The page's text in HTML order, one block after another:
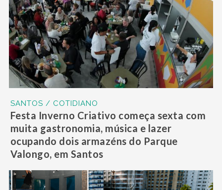
SANTOS / COTIDIANO
Festa Inverno Criativo começa sexta com
muita gastronomia, música e lazer
ocupando dois armazéns do Parque
Valongo, em Santos